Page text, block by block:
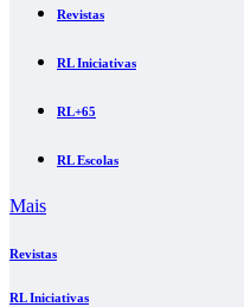
Revistas
RL Iniciativas
RL+65
RL Escolas
Mais
Revistas
RL Iniciativas